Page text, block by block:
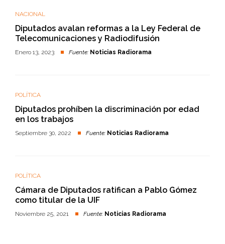
NACIONAL
Diputados avalan reformas a la Ley Federal de
Telecomunicaciones y Radiodifusión
Enero 13, 2023 Fuente: Noticias Radiorama
POLÍTICA
Diputados prohíben la discriminación por edad
en los trabajos
Septiembre 30, 2022 Fuente: Noticias Radiorama
POLÍTICA
Cámara de Diputados ratifican a Pablo Gómez
como titular de la UIF
Noviembre 25, 2021 Fuente: Noticias Radiorama